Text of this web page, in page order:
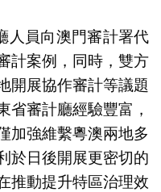
人員向澳門審計署代
計案例，同時，雙方
開展協作審計等議題
省審計廳經驗豐富，
加強維繫粵澳兩地多
於日後開展更密切的
推動提升特區治理效